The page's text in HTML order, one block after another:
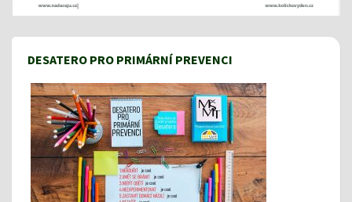
DESATERO PRO PRIMÁRNÍ PREVENCI